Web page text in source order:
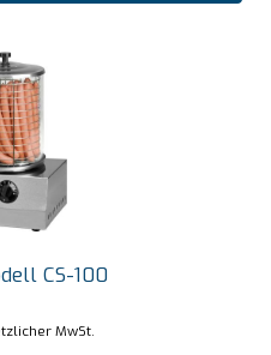
CS-100
MwSt.